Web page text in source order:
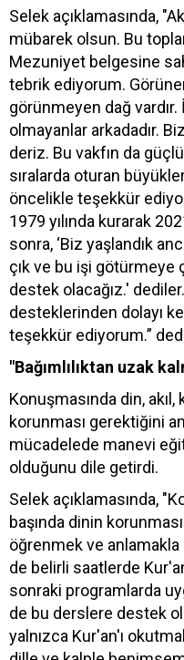
Selek açıklamasında,
mübarek olsun. Bu
Mezuniyet belgesine
tebrik ediyorum.
görünmeyen dağ
olmayanlar arkadadır.
deriz. Bu vakfın da
sıralarda oturan
öncelikle teşekkür
1979 yılında kurarak
sonra, ‘Biz yaşlandık
çık ve bu işi götürmeye
destek olacağız.'
desteklerinden dolayı
teşekkür ediyorum.”
"Bağımlılıktan uzak
Konuşmasında din,
korunması gerektiğini
mücadelede manevi
olduğunu dile getirdi.
Selek açıklamasında,
başında dinin
öğrenmek ve
de belirli saatlerde
sonraki programlarda
de bu derslere destek
yalnızca Kur'an'ı